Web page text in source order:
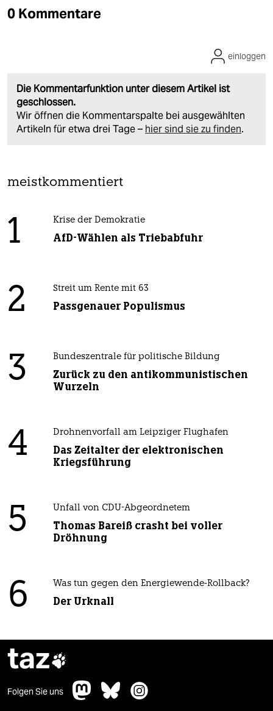
0 Kommentare
Die Kommentarfunktion unter diesem Artikel ist
geschlossen.
Wir öffnen die Kommentarspalte bei ausgewählten
Artikeln für etwa drei Tage – hier sind sie zu finden.
einloggen
meistkommentiert
1 Krise der Demokratie
AfD-Wählen als Triebabfuhr
2 Streit um Rente mit 63
Passgenauer Populismus
3 Bundeszentrale für politische Bildung
Zurück zu den antikommunistischen
Wurzeln
4 Drohnenvorfall am Leipziger Flughafen
Das Zeitalter der elektronischen
Kriegsführung
5 Unfall von CDU-Abgeordnetem
Thomas Bareiß crasht bei voller
Dröhnung
6 Was tun gegen den Energiewende-Rollback?
Der Urknall
taz
Folgen Sie uns